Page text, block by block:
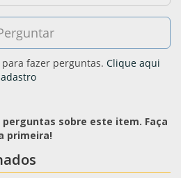
fazer perguntas. Clique aqui
sobre este item. Faça
primeira!